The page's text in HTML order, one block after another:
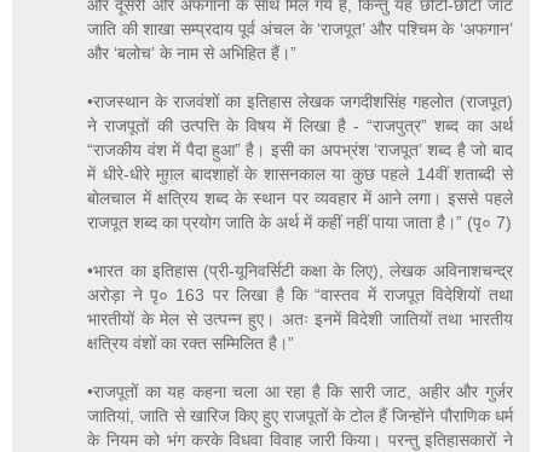
और दूसरी ओर अफगानों के साथ मिल गये हैं, किन्तु यह छोटी-छोटी जाट
जाति की शाखा सम्प्रदाय पूर्व अंचल के ‘राजपूत’ और पश्चिम के ‘अफगान’
और ‘बलोच’ के नाम से अभिहित हैं।”
•राजस्थान के राजवंशों का इतिहास लेखक जगदीशसिंह गहलोत (राजपूत)
ने राजपूतों की उत्पत्ति के विषय में लिखा है - “राजपुत्र” शब्द का अर्थ
“राजकीय वंश में पैदा हुआ” है। इसी का अपभ्रंश ‘राजपूत’ शब्द है जो बाद
में धीरे-धीरे मुग़ल बादशाहों के शासनकाल या कुछ पहले 14वीं शताब्दी से
बोलचाल में क्षत्रिय शब्द के स्थान पर व्यवहार में आने लगा। इससे पहले
राजपूत शब्द का प्रयोग जाति के अर्थ में कहीं नहीं पाया जाता है।” (पृ० 7)
•भारत का इतिहास (प्री-यूनिवर्सिटी कक्षा के लिए), लेखक अविनाशचन्द्र
अरोड़ा ने पृ० 163 पर लिखा है कि “वास्तव में राजपूत विदेशियों तथा
भारतीयों के मेल से उत्पन्न हुए। अतः इनमें विदेशी जातियों तथा भारतीय
क्षत्रिय वंशों का रक्त सम्मिलित है।”
•राजपूतों का यह कहना चला आ रहा है कि सारी जाट, अहीर और गुर्जर
जातियां, जाति से खारिज किए हुए राजपूतों के टोल हैं जिन्होंने पौराणिक धर्म
के नियम को भंग करके विधवा विवाह जारी किया। परन्तु इतिहासकारों ने